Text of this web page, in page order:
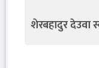
शेरबहादुर देउवा